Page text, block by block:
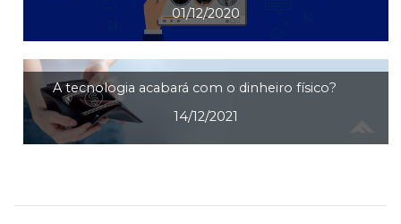
01/12/2020
A tecnologia acabará com o dinheiro físico?
14/12/2021